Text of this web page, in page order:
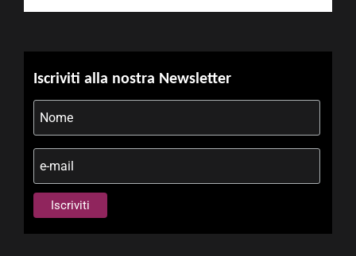
Iscriviti alla nostra Newsletter